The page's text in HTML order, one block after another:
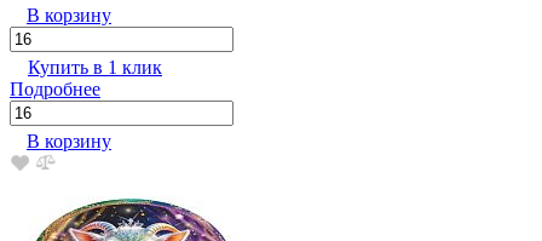
В корзину
Купить в 1 клик
Подробнее
В корзину